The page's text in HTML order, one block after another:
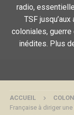
radio,
TSF
coloniales,
inédites. Plus
ACCUEIL
Française à diriger